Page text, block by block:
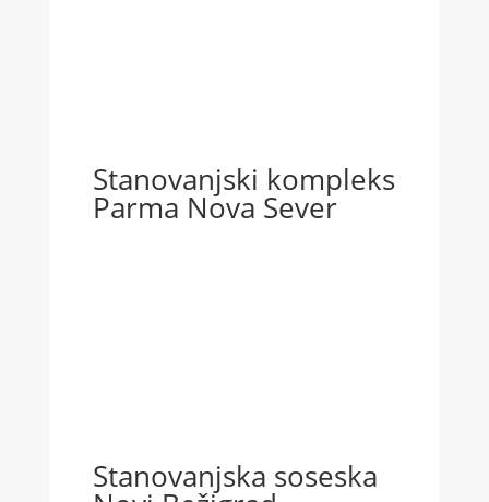
Stanovanjski kompleks
Parma Nova Sever
Stanovanjska soseska